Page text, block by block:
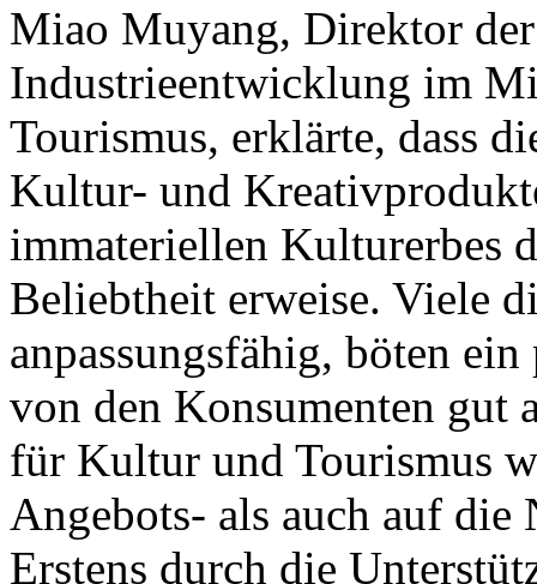
Miao Muyang, Direktor
Industrieentwicklung im
Tourismus, erklärte, dass
Kultur- und
immateriellen Kulturerbes
Beliebtheit erweise. Viele
anpassungsfähig, böten
von den Konsumenten gut
für Kultur und Tourismus
Angebots- als auch auf die
Erstens durch die